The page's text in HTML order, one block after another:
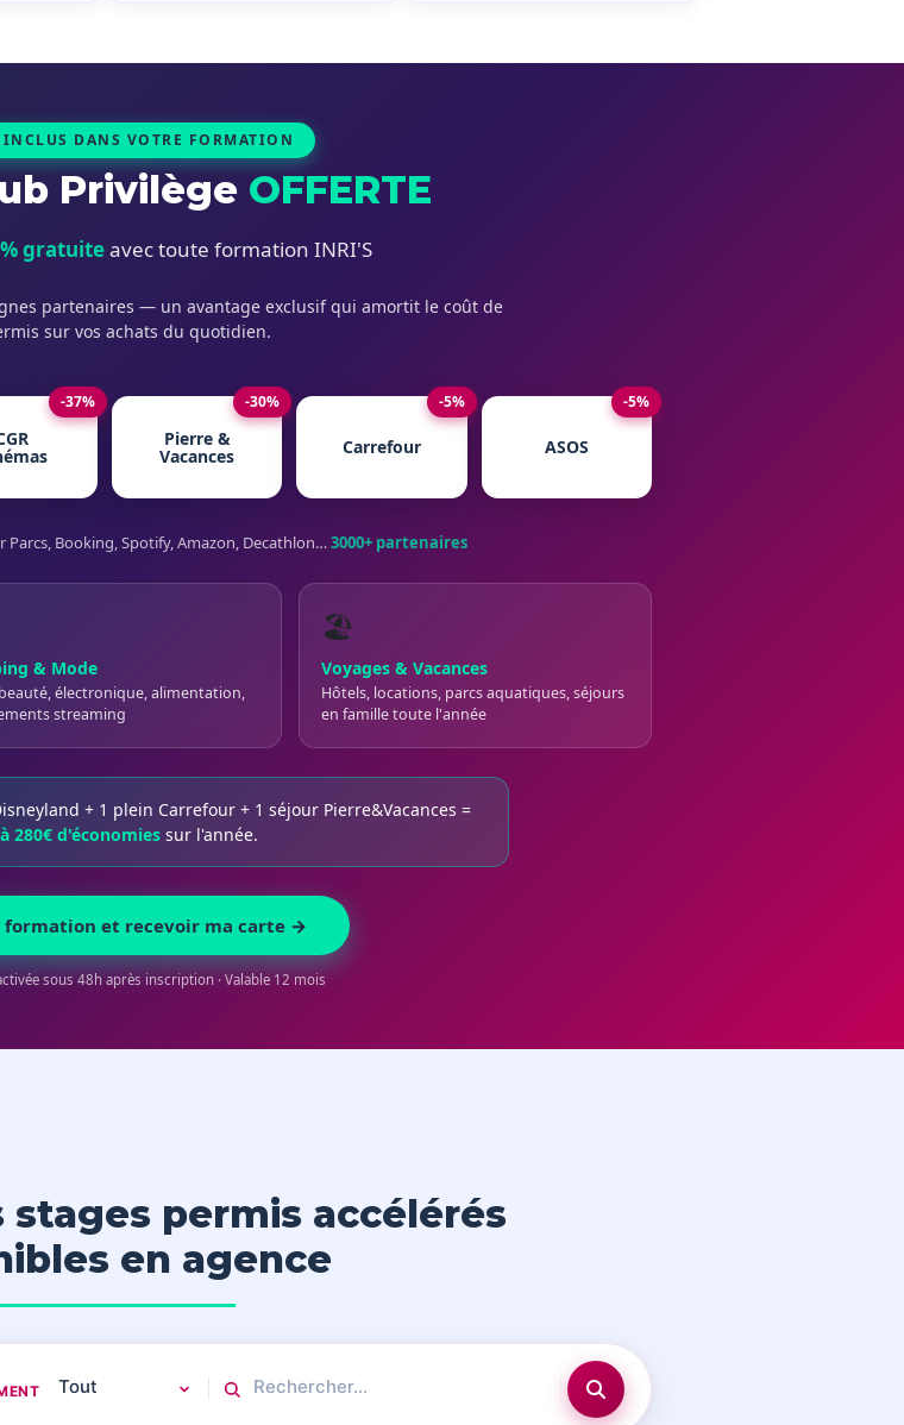
DANS VOTRE FORMATION
Privilège OFFERTE
gratuiteavec toute formation INRI'S
partenaires — un avantage exclusif qui amortit le coût de
sur vos achats du quotidien.
-37% -30%
Pierre &
Vacances
-5%
Carrefour
-5%
ASOS
Parcs, Booking, Spotify, Amazon, Decathlon…3000+ partenaires
& Mode
électronique, alimentation,
streaming
🏖️
Voyages & Vacances
Hôtels, locations, parcs aquatiques, séjours
en famille toute l'année
+ 1 plein Carrefour + 1 séjour Pierre&Vacances =
280€ d'économies sur l'année.
formation et recevoir ma carte →
sous 48h après inscription · Valable 12 mois
stages permis accélérés
en agence